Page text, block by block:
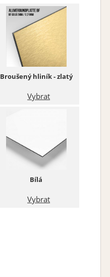
Broušený hliník - zlatý
Vybrat
Bílá
Vybrat